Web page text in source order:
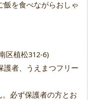
飯を食べながらおしゃ
区植松312-6)
護者、うえまつフリー
必ず保護者の方とお